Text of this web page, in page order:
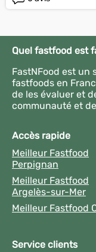
Quel fastfood est
FastNFood est un
fastfoods en
de les évaluer et
communauté et
Accès rapide
Meilleur Fastfood
Perpignan
Meilleur Fastfood
Argelès-sur-Mer
Meilleur Fastfood
Service clients